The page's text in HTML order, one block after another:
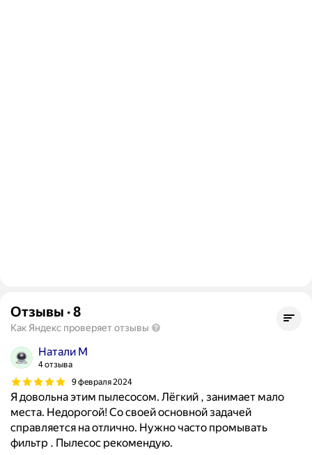
Отзывы ·8
Как Яндекс проверяет отзывы
Натали М
4 отзыва
9 февраля 2024
Я довольна этим пылесосом. Лёгкий , занимает мало
места. Недорогой! Со своей основной задачей
справляется на отлично. Нужно часто промывать
фильтр . Пылесос рекомендую.